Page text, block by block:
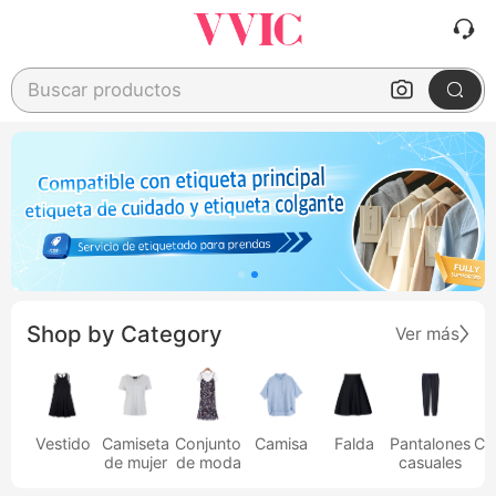
Buscar productos
Shop by Category Ver más
Vestido
Camiseta
de mujer
Conjunto
de moda
Camisa Falda
Pantalones
casuales